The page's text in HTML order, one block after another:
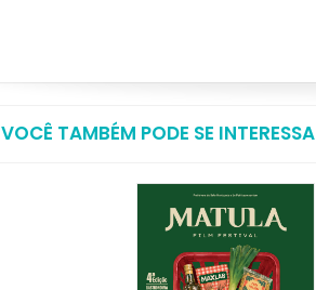
VOCÊ TAMBÉM PODE SE